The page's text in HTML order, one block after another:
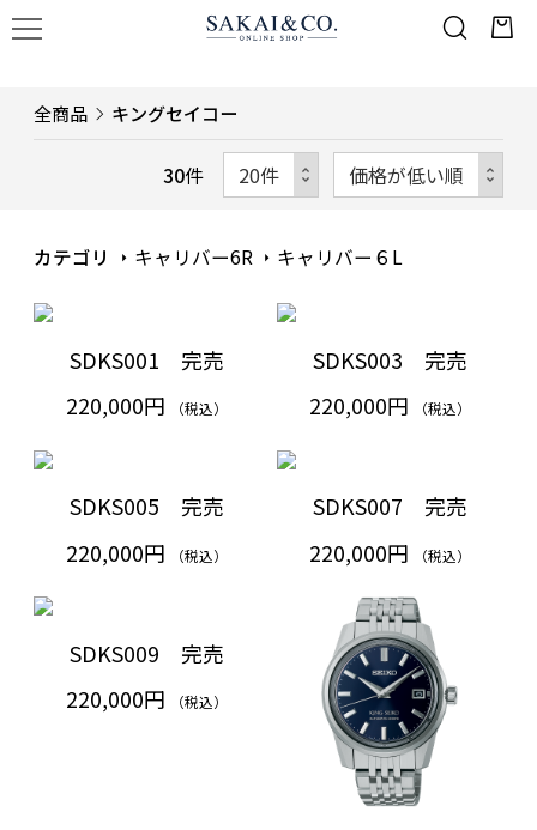
全商品 キングセイコー
30件
カテゴリ キャリバー6R キャリバー６L
SDKS001 完売
220,000円
（税込）
SDKS003 完売
220,000円
（税込）
SDKS005 完売
220,000円
（税込）
SDKS007 完売
220,000円
（税込）
SDKS009 完売
220,000円
（税込）